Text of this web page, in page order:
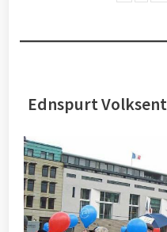
Ednspurt